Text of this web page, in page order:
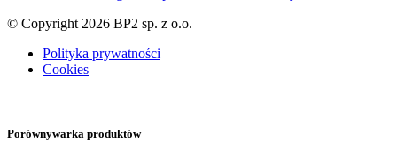
© Copyright 2026 BP2 sp. z o.o.
Polityka prywatności
Cookies
Porównywarka produktów